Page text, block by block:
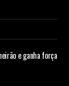
e ganha força